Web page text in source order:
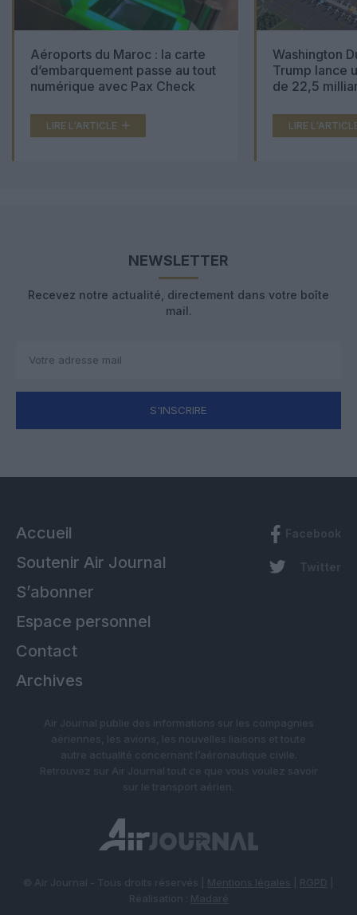
Aéroports du Maroc : la carte
d’embarquement passe au tout
numérique avec Pax Check
LIRE L'ARTICLE
Washington
Trump lance
de 22,5
LIRE
NEWSLETTER
Recevez notre actualité, directement dans votre boîte
mail.
S'INSCRIRE
Accueil
Soutenir Air Journal
S’abonner
Espace personnel
Contact
Archives